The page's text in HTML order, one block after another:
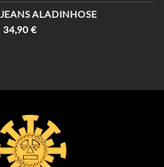
ALADINHOSE
URSPRÜNGLICHER
34,90 €AKTUELLER